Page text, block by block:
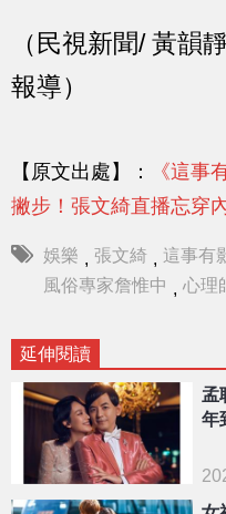
（民視新聞/ 黃韻
報導）
【原文出處】：
《這事
撇步！張文綺直播忘穿
娛樂 , 張文綺 , 這事有
風俗專家詹惟中 , 心理
延伸閱讀
{PLAYICON}
孟
年